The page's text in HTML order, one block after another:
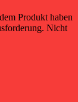
Produkt haben
Nicht